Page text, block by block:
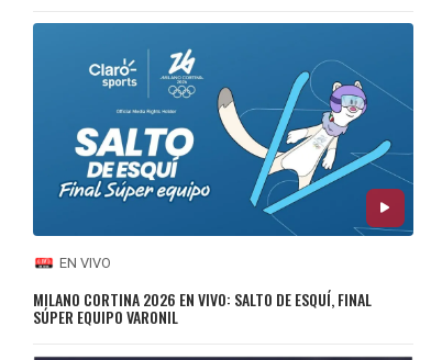
EN VIVO
MILANO CORTINA 2026 EN VIVO: SALTO DE ESQUÍ, FINAL
SÚPER EQUIPO VARONIL